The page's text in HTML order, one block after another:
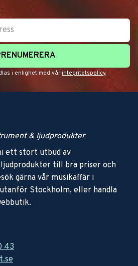
i enlighet med vår integritetspolicy.
& ljudprodukter
ett stort utbud av
till bra priser och
gärna vår musikaffär i
Stockholm, eller handla
43